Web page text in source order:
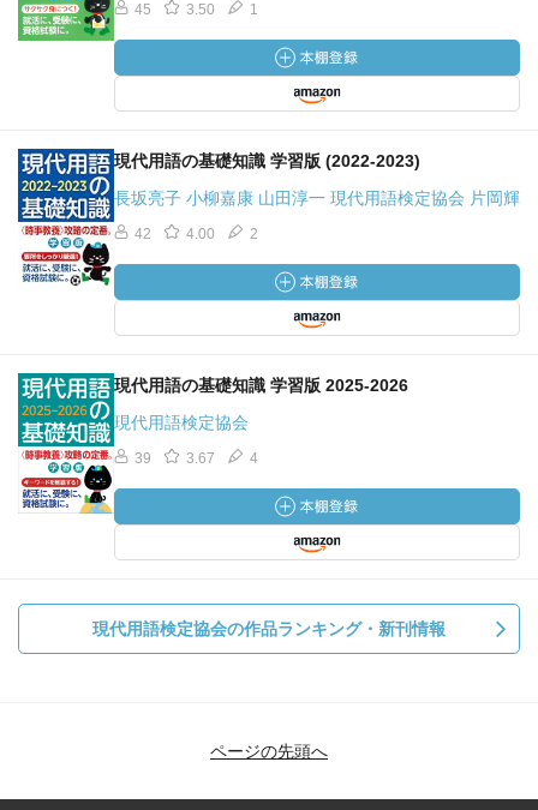
45 3.50 1
現代用語の基礎知識 学習版 (2022-2023)
長坂亮子 小柳嘉康 山田淳一 現代用語検定協会 片岡輝
42 4.00 2
現代用語の基礎知識 学習版 2025-2026
現代用語検定協会
39 3.67 4
現代用語検定協会の作品ランキング・新刊情報
ページの先頭へ